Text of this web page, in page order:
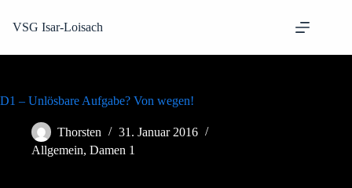
Inhalt
springen
VSG Isar-Loisach
D1 – Unlösbare Aufgabe? Von wegen!
Thorsten
31. Januar 2016
Allgemein, Damen 1